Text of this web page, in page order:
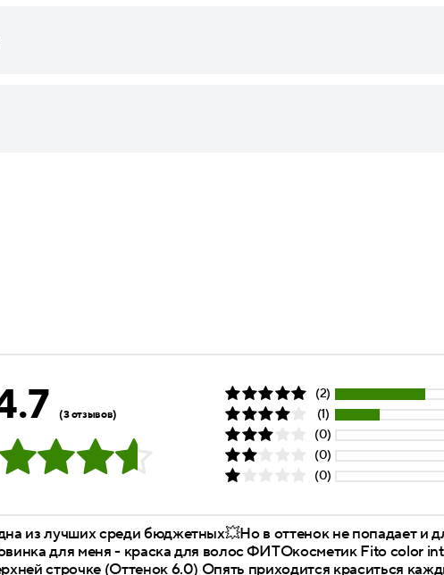
(3 отзывов)
(2)
(1)
(0)
(0)
(0)
из лучших среди бюджетных💥Но в оттенок не попадает и
для меня - краска для волос ФИТОкосметик Fito color
строчке (Оттенок 6.0) Опять приходится краситься